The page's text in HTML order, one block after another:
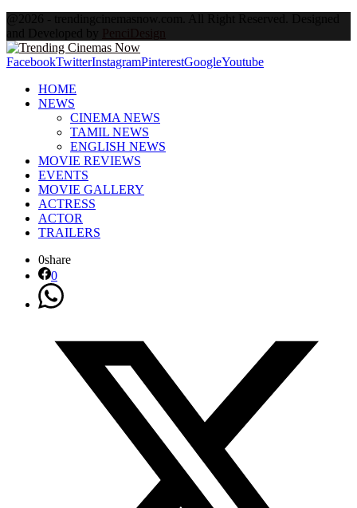
@2026 - trendingcinemasnow.com. All Right Reserved. Designed
and Developed by PenciDesign
FacebookTwitterInstagramPinterestGoogleYoutube
HOME
NEWS
CINEMA NEWS
TAMIL NEWS
ENGLISH NEWS
MOVIE REVIEWS
EVENTS
MOVIE GALLERY
ACTRESS
ACTOR
TRAILERS
0share
0